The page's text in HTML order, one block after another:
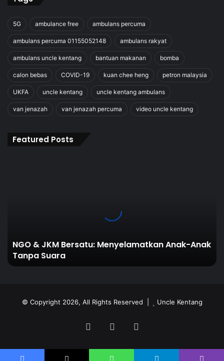
5G ambulance free ambulans percuma
ambulans percuma 01155052148 ambulans rakyat
ambulans uncle kentang bantuan makanan bomba
calon bebas COVID-19 kuan chee heng petron malaysia
UKFA uncle kentang uncle kentang ambulans
van jenazah van jenazah percuma video uncle kentang
Featured Posts
Suara
NGO & JKM Bersatu: Menyelamatkan Anak-Anak
Tanpa Suara
© Copyright 2026, All Rights Reserved | Uncle Kentang
FacebookYouTube